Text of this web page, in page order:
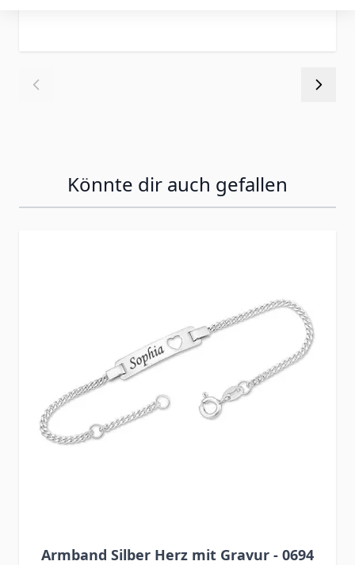
Könnte dir auch gefallen
Armband Silber Herz mit Gravur - 0694